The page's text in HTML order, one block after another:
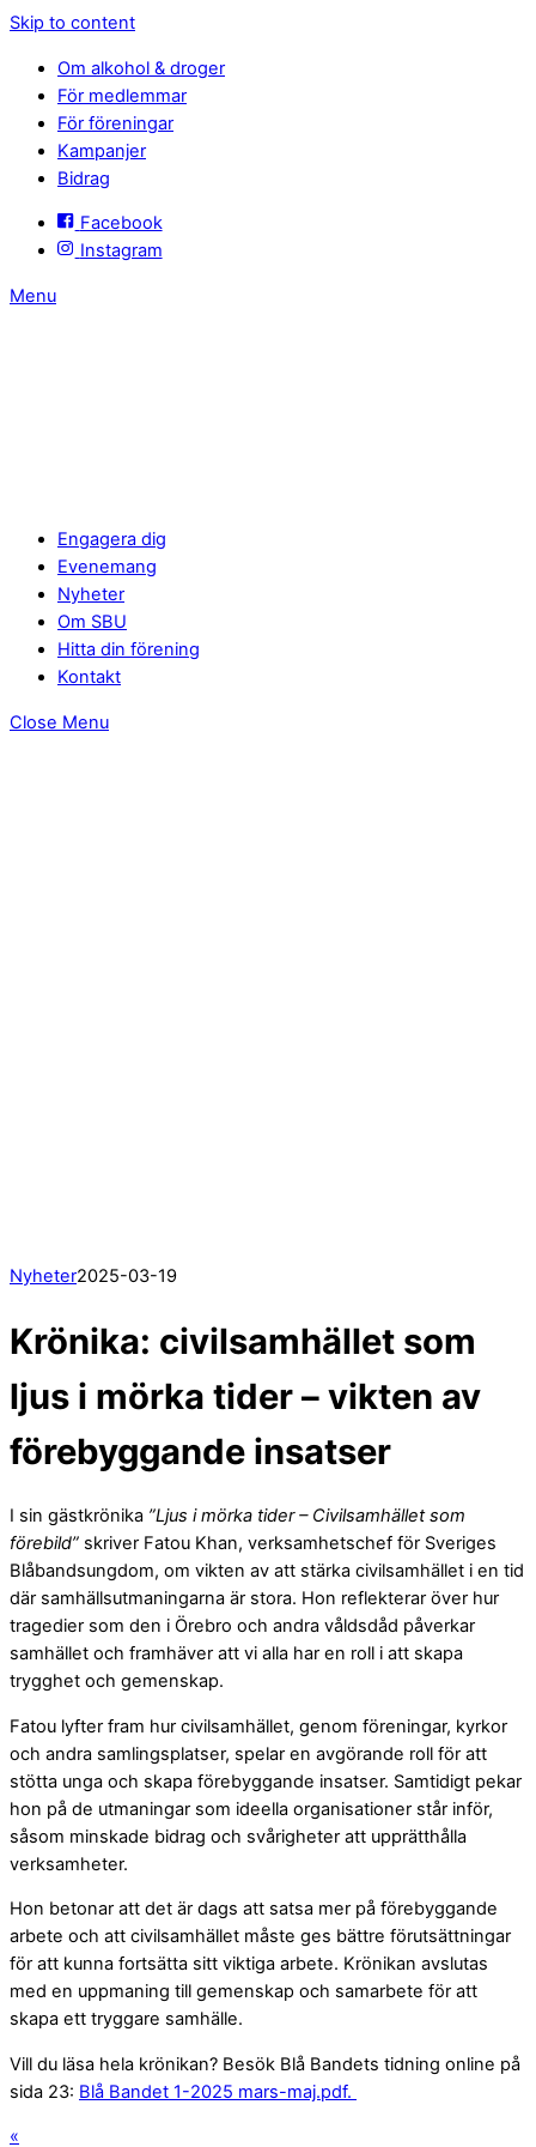
Skip to content
Om alkohol & droger
För medlemmar
För föreningar
Kampanjer
Bidrag
Facebook
Instagram
Menu
Engagera dig
Evenemang
Nyheter
Om SBU
Hitta din förening
Kontakt
Close Menu
Nyheter2025-03-19
Krönika: civilsamhället som
ljus i mörka tider – vikten av
förebyggande insatser
I sin gästkrönika ”Ljus i mörka tider – Civilsamhället som
förebild” skriver Fatou Khan, verksamhetschef för Sveriges
Blåbandsungdom, om vikten av att stärka civilsamhället i en tid
där samhällsutmaningarna är stora. Hon reflekterar över hur
tragedier som den i Örebro och andra våldsdåd påverkar
samhället och framhäver att vi alla har en roll i att skapa
trygghet och gemenskap.
Fatou lyfter fram hur civilsamhället, genom föreningar, kyrkor
och andra samlingsplatser, spelar en avgörande roll för att
stötta unga och skapa förebyggande insatser. Samtidigt pekar
hon på de utmaningar som ideella organisationer står inför,
såsom minskade bidrag och svårigheter att upprätthålla
verksamheter.
Hon betonar att det är dags att satsa mer på förebyggande
arbete och att civilsamhället måste ges bättre förutsättningar
för att kunna fortsätta sitt viktiga arbete. Krönikan avslutas
med en uppmaning till gemenskap och samarbete för att
skapa ett tryggare samhälle.
Vill du läsa hela krönikan? Besök Blå Bandets tidning online på
sida 23: Blå Bandet 1-2025 mars-maj.pdf.
«